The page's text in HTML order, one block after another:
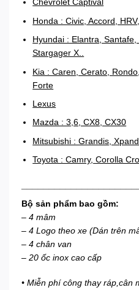
Chevrolet Captival
Honda : Civic, Accord,
Hyundai : Elantra,
Stargager X..
Kia : Caren, Cerato,
Forte
Lexus
Mazda : 3,6, CX8, CX30
Mitsubishi : Grandis,
Toyota : Camry, Corolla
Bộ sản phẩm bao gồm:
– 4 mâm
– 4 Logo theo xe (Dán trên
– 4 chân van
– 20 ốc inox cao cấp
• Miễn phí công thay ráp,cân